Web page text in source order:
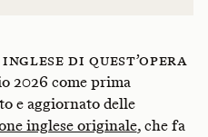
di quest’opera
2026 come prima
e aggiornato delle
inglese originale, che fa